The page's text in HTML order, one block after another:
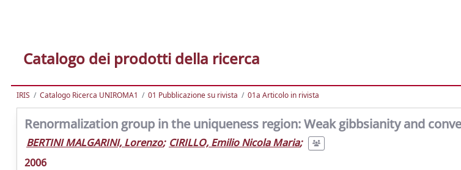
Catalogo dei prodotti della ricerca
IRIS Catalogo Ricerca UNIROMA1 01 Pubblicazione su rivista 01a Articolo in rivista
Renormalization group in the uniqueness region: Weak gibbsianity and
BERTINI MALGARINI, Lorenzo; CIRILLO, Emilio Nicola Maria;
2006